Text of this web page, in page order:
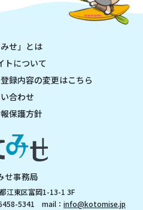
みせ」とは
トについて
録内容の変更はこちら
合わせ
保護方針
せ事務局
江東区富岡1-13-1 3F
5341 mail： info@kotomise.jp